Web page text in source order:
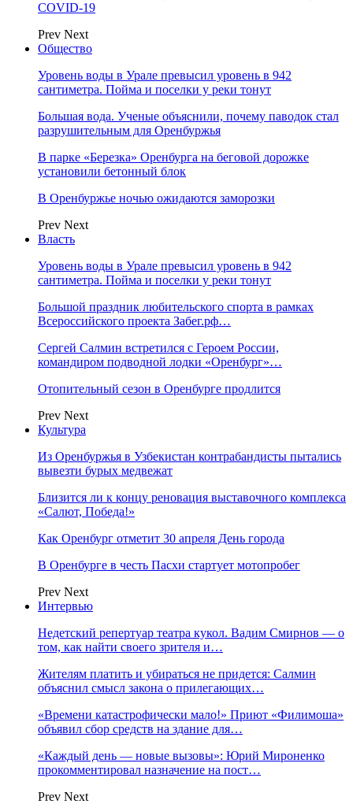
COVID-19
Prev Next
Общество
Уровень воды в Урале превысил уровень в 942
сантиметра. Пойма и поселки у реки тонут
Большая вода. Ученые объяснили, почему паводок стал
разрушительным для Оренбуржья
В парке «Березка» Оренбурга на беговой дорожке
установили бетонный блок
В Оренбуржье ночью ожидаются заморозки
Prev Next
Власть
Уровень воды в Урале превысил уровень в 942
сантиметра. Пойма и поселки у реки тонут
Большой праздник любительского спорта в рамках
Всероссийского проекта Забег.рф…
Сергей Салмин встретился с Героем России,
командиром подводной лодки «Оренбург»…
Отопительный сезон в Оренбурге продлится
Prev Next
Культура
Из Оренбуржья в Узбекистан контрабандисты пытались
вывезти бурых медвежат
Близится ли к концу реновация выставочного комплекса
«Салют, Победа!»
Как Оренбург отметит 30 апреля День города
В Оренбурге в честь Пасхи стартует мотопробег
Prev Next
Интервью
Недетский репертуар театра кукол. Вадим Смирнов — о
том, как найти своего зрителя и…
Жителям платить и убираться не придется: Салмин
объяснил смысл закона о прилегающих…
«Времени катастрофически мало!» Приют «Филимоша»
объявил сбор средств на здание для…
«Каждый день — новые вызовы»: Юрий Мироненко
прокомментировал назначение на пост…
Prev Next